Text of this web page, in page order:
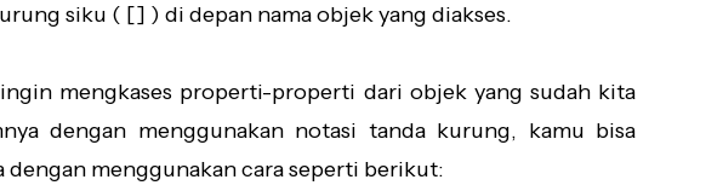
siku ( [] ) di depan nama objek yang diakses.
mengkases properti-properti dari objek yang sudah kita
dengan menggunakan notasi tanda kurung, kamu bisa
dengan menggunakan cara seperti berikut: